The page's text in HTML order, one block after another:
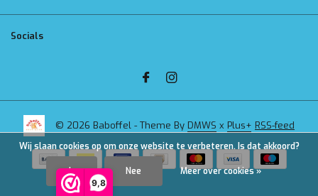
9,8
Socials
© 2026 Baboffel - Theme By DMWS x Plus+ RSS-feed
Wij slaan cookies op om onze website te verbeteren. Is dat akkoord?
Ja Nee Meer over cookies »